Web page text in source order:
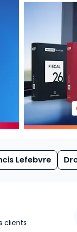
Lefebvre
clients